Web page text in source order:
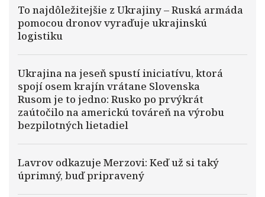
To najdôležitejšie z Ukrajiny – Ruská armáda
pomocou dronov vyraďuje ukrajinskú
logistiku
Ukrajina na jeseň spustí iniciatívu, ktorá
spojí osem krajín vrátane Slovenska
Rusom je to jedno: Rusko po prvýkrát
zaútočilo na americkú továreň na výrobu
bezpilotných lietadiel
Lavrov odkazuje Merzovi: Keď už si taký
úprimný, buď pripravený